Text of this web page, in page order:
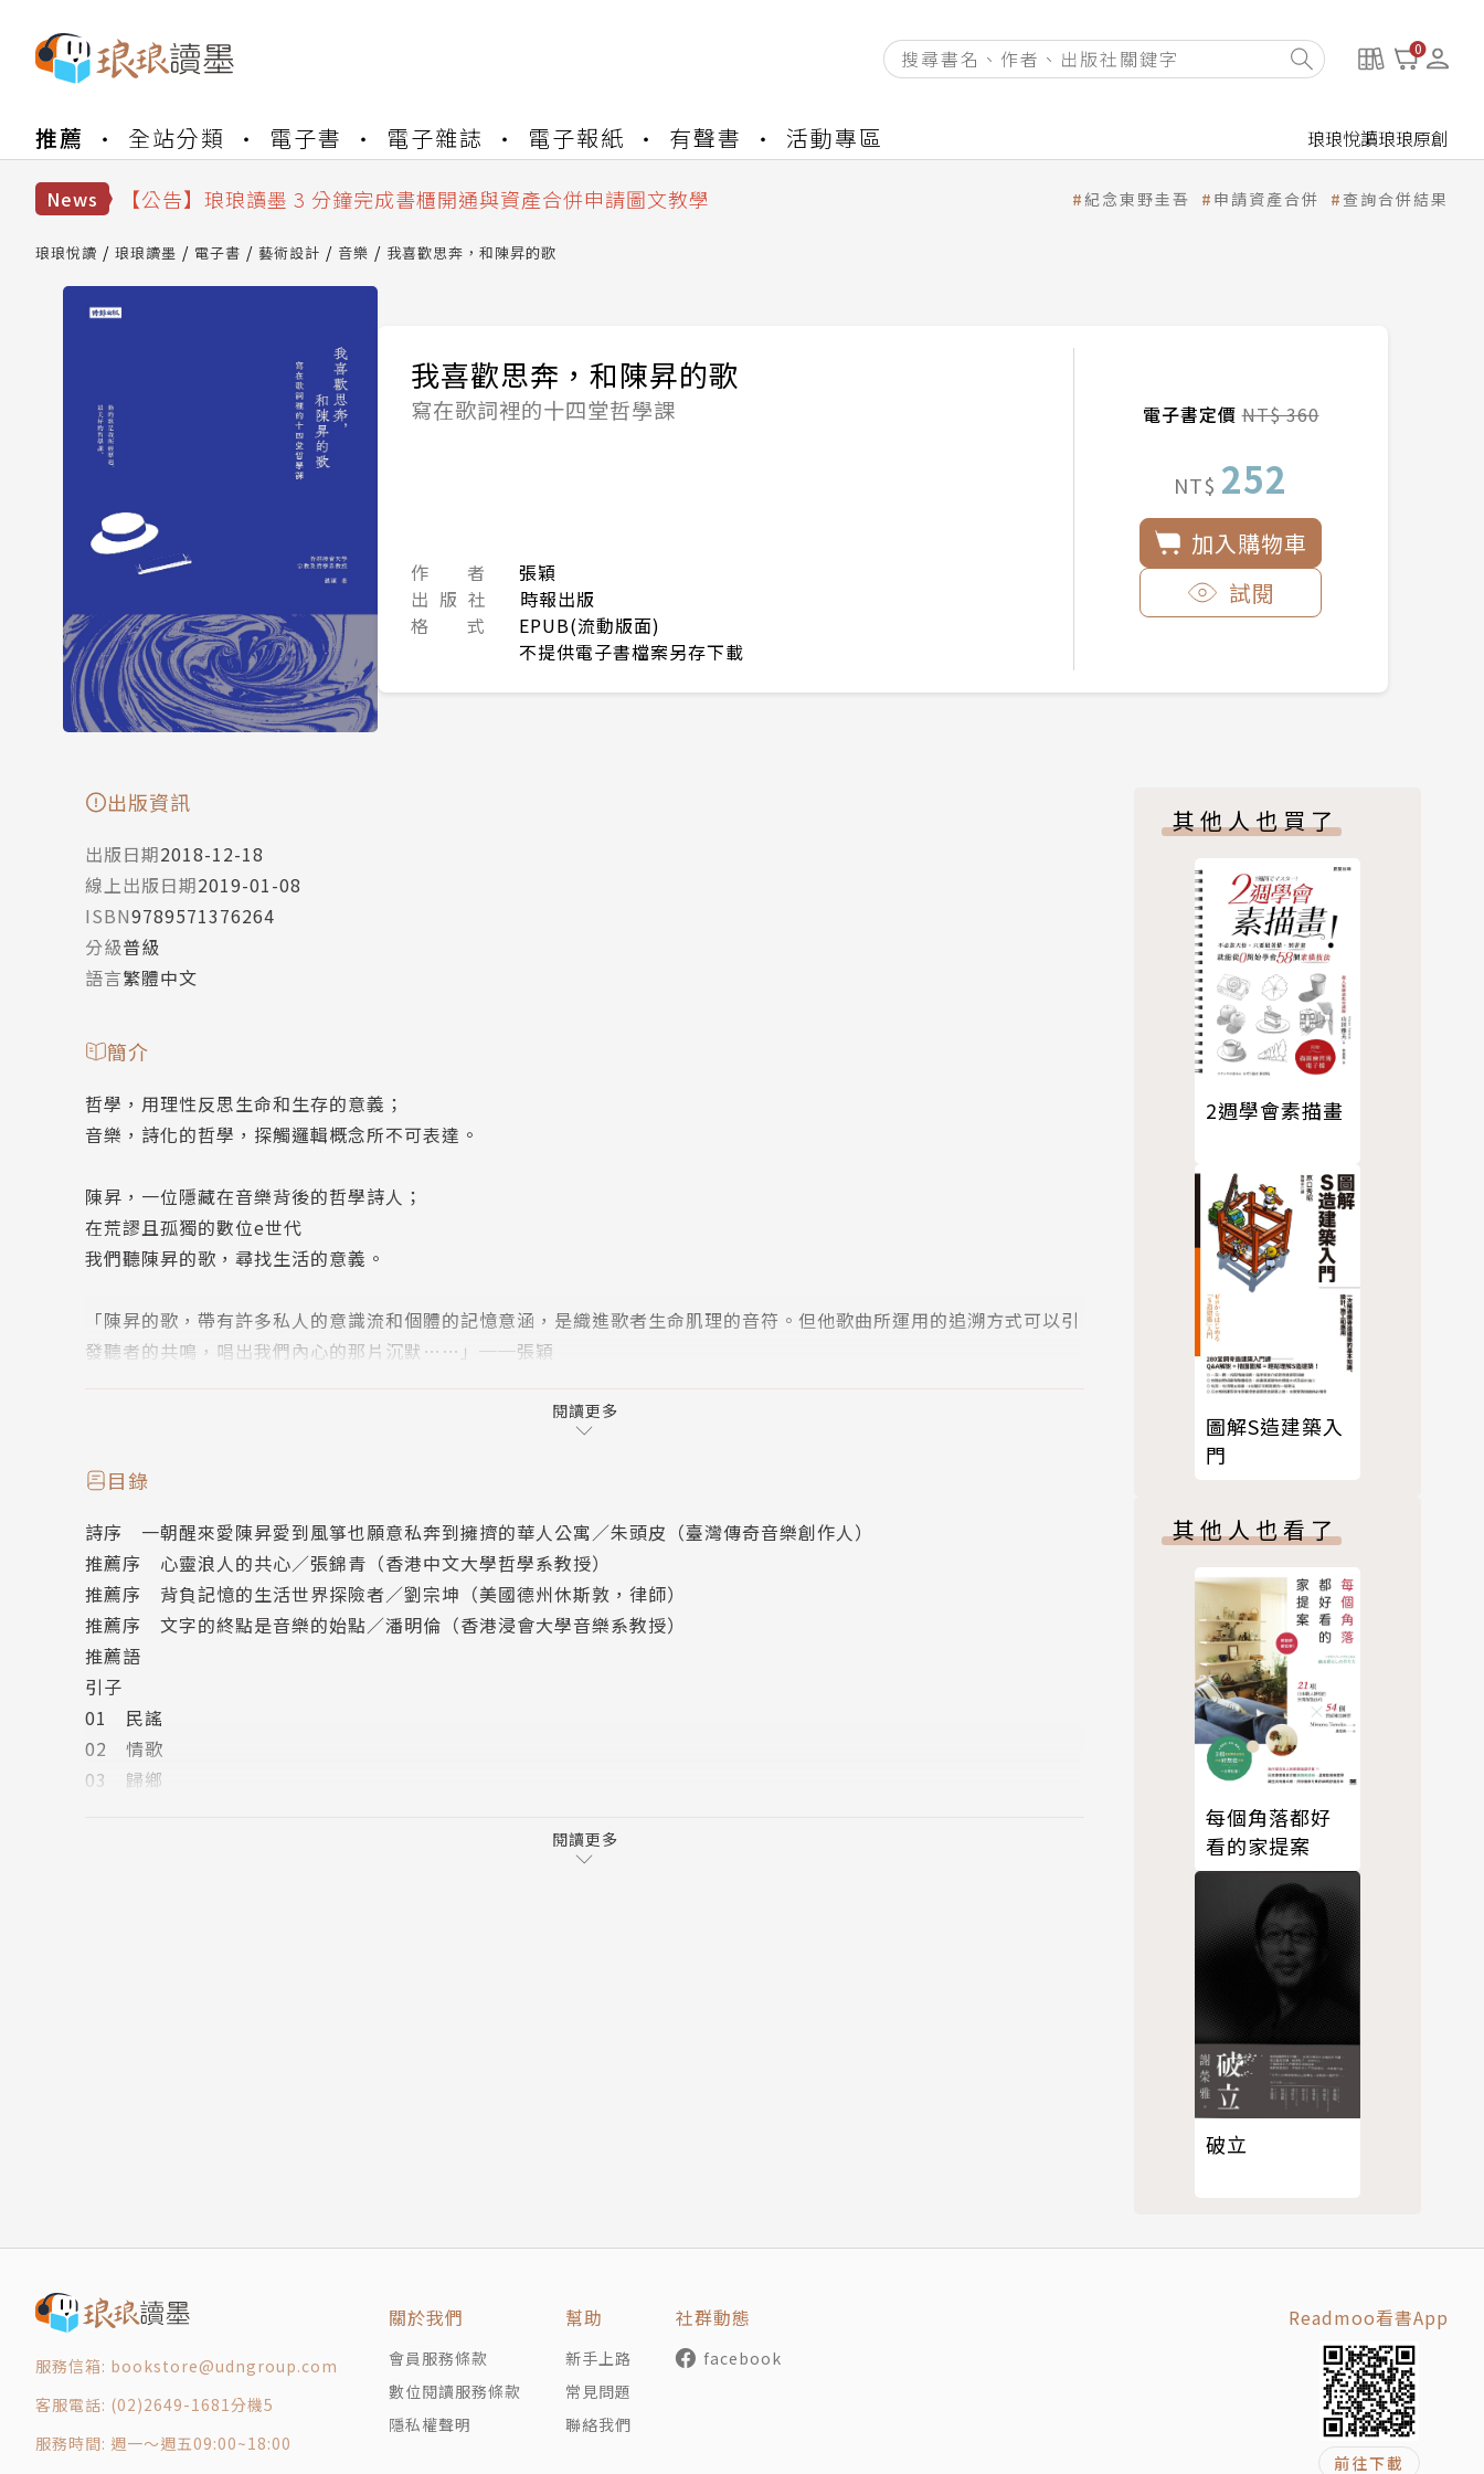
0
推薦 全站分類 電子書 電子雜誌 電子報紙 有聲書 活動專區 琅琅悅讀琅琅原創
News
【公告】琅琅讀墨數位閱讀資產合併與書櫃開通申請
【公告】琅琅讀墨 3 分鐘完成書櫃開通與資產合併申請圖文教學
【公告】琅琅讀墨數位閱讀資產合併與書櫃開通申請
紀念東野圭吾 申請資產合併 查詢合併結果
琅琅悅讀 琅琅讀墨 電子書 藝術設計 音樂 我喜歡思奔，和陳昇的歌
我喜歡思奔，和陳昇的歌
寫在歌詞裡的十四堂哲學課
作 者
張穎
出 版 社
時報出版
格 式
EPUB(流動版面)
不提供電子書檔案另存下載
電子書定價NT$ 360
NT$ 252
加入購物車
試閱
出版資訊
出版日期2018-12-18
線上出版日期2019-01-08
ISBN9789571376264
分級普級
語言繁體中文
簡介
哲學，用理性反思生命和生存的意義；
音樂，詩化的哲學，探觸邏輯概念所不可表達。
陳昇，一位隱藏在音樂背後的哲學詩人；
在荒謬且孤獨的數位e世代
我們聽陳昇的歌，尋找生活的意義。
「陳昇的歌，帶有許多私人的意識流和個體的記憶意涵，是織進歌者生命肌理的音符。但他歌曲所運用的追溯方式可以引
發聽者的共鳴，唱出我們內心的那片沉默……」──張穎
過的臺灣音樂人——陳昇。這段音樂採訪引發了她的好奇，在聽了陳昇的幾首曲子後，她一下栽進了陳昇的音樂世界，開
四個月的時間，寫下十四萬字，完成了這本書。
書中張穎博士依其深厚的哲學素養，替我們梳理出那個隱藏在音樂背後的哲學詩人。她以「存在主義」闡述陳昇悲劇的人
生意識，用莊子理解陳昇喜劇的人生態度；更藉著陳昇的創作，提出十四個對生命的哲學探問。本書記錄了一段因音樂而
魔瘋的奇幻旅程，是華語音樂難得的歌詞詮釋文本，更寫下了哲人之間的心靈交會。在音樂感性的驅動與哲學理性的思辨
下，我們不但理解陳昇，同時也藉著陳昇審視自己。
作者簡介
閱讀更多
目錄
詩序 一朝醒來愛陳昇愛到風箏也願意私奔到擁擠的華人公寓／朱頭皮（臺灣傳奇音樂創作人）
推薦序 心靈浪人的共心／張錦青（香港中文大學哲學系教授）
推薦序 背負記憶的生活世界探險者／劉宗坤（美國德州休斯敦，律師）
推薦序 文字的終點是音樂的始點／潘明倫（香港浸會大學音樂系教授）
推薦語
引子
01 民謠
02 情歌
03 歸鄉
閱讀更多
其他人也買了
2週學會素描畫
圖解S造建築入
門
其他人也看了
每個角落都好
看的家提案
破立
服務信箱: bookstore@udngroup.com
客服電話: (02)2649-1681分機5
服務時間: 週一～週五09:00~18:00
關於我們
會員服務條款
數位閱讀服務條款
隱私權聲明
幫助
新手上路
常見問題
聯絡我們
社群動態
facebook
Readmoo看書App
前往下載